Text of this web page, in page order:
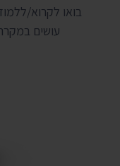
בואו לקרוא/
עושים